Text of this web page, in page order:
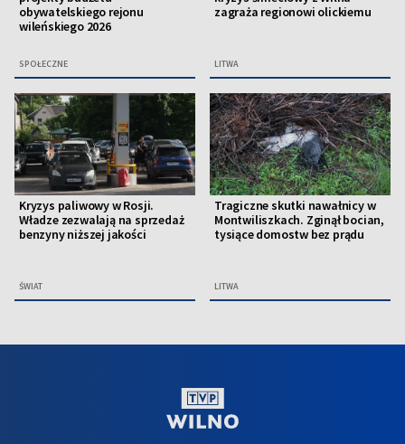
obywatelskiego rejonu
wileńskiego 2026
SPOŁECZNE
zagraża regionowi olickiemu
LITWA
Kryzys paliwowy w Rosji.
Władze zezwalają na sprzedaż
benzyny niższej jakości
ŚWIAT
Tragiczne skutki nawałnicy w
Montwiliszkach. Zginął bocian,
tysiące domostw bez prądu
LITWA